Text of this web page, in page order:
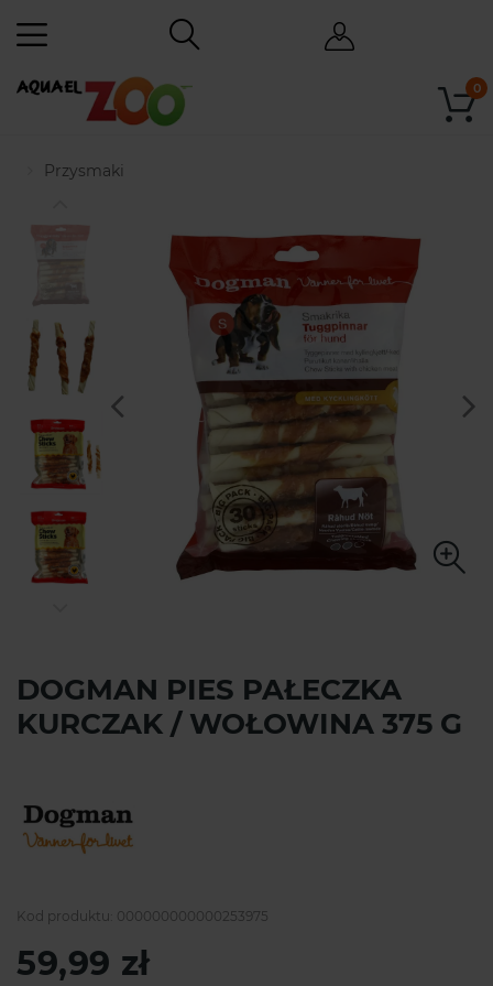
0
Przysmaki
DOGMAN PIES PAŁECZKA
KURCZAK / WOŁOWINA 375 G
Kod produktu: 000000000000253975
59,99 zł